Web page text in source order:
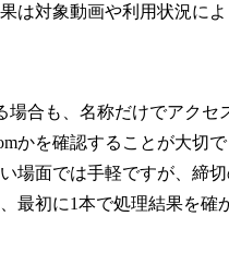
は対象動画や利用状況に
場合も、名称だけでアクセ
かを確認することが大切で
場面では手軽ですが、締
最初に1本で処理結果を確